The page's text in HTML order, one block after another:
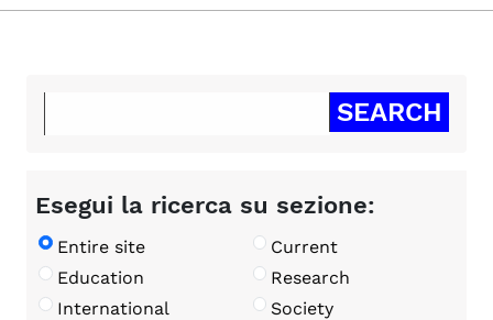
Esegui la ricerca su sezione:
Entire site
Current
Education
Research
International
Society